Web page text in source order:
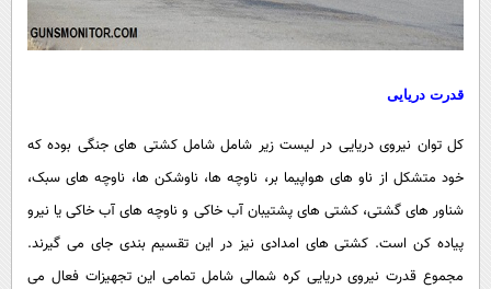
قدرت دریایی
کل توان نیروی دریایی در لیست زیر شامل شامل کشتی های جنگی بوده که
خود متشکل از ناو های هواپیما بر، ناوچه ها، ناوشکن ها، ناوچه های سبک،
شناور های گشتی، کشتی های پشتیبان آب خاکی و ناوچه های آب خاکی یا نیرو
پیاده کن است. کشتی های امدادی نیز در این تقسیم بندی جای می گیرند.
مجموع قدرت نیروی دریایی کره شمالی شامل تمامی این تجهیزات فعال می